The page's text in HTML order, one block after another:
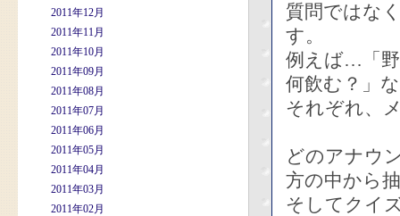
2011年12月
2011年11月
2011年10月
2011年09月
2011年08月
2011年07月
2011年06月
2011年05月
2011年04月
2011年03月
2011年02月
質問ではな
す。
例えば…「
何飲む？」
それぞれ、
どのアナウ
方の中から
そしてクイ